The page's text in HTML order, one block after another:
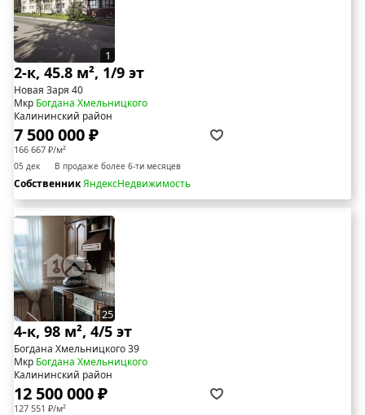
1
2-к, 45.8 м², 1/9 эт
Новая Заря 40
Мкр Богдана Хмельницкого
Калининский район
7 500 000 ₽
166 667 ₽/м²
05 дек В продаже более 6-ти месяцев
СобственникЯндексНедвижимость
25
4-к, 98 м², 4/5 эт
Богдана Хмельницкого 39
Мкр Богдана Хмельницкого
Калининский район
12 500 000 ₽
127 551 ₽/м²